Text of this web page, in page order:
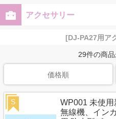
アクセサリー
[DJ-PA27用ア
29件の商
価格順
WP001 未使
無線機、イン
S